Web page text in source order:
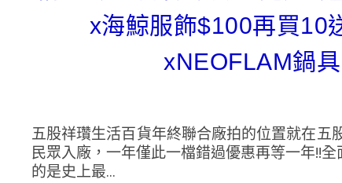
x海鯨服飾$100再買10
xNEOFLAM鍋
五股祥瓚生活百貨年終聯合廠拍的位置就在
民眾入廠，一年僅此一檔錯過優惠再等一年!!
的是史上最...